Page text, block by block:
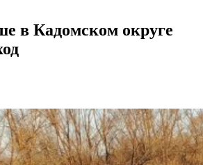
в Кадомском округе